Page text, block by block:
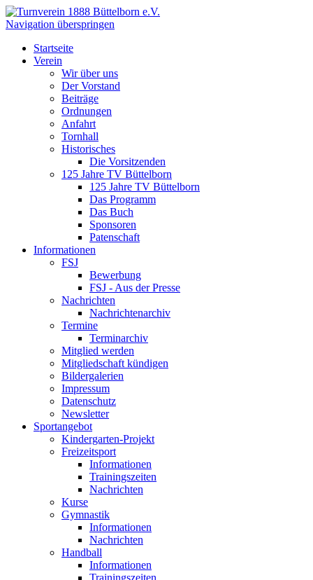
Navigation überspringen
Startseite
Verein
Wir über uns
Der Vorstand
Beiträge
Ordnungen
Anfahrt
Tornhall
Historisches
Die Vorsitzenden
125 Jahre TV Büttelborn
125 Jahre TV Büttelborn
Das Programm
Das Buch
Sponsoren
Patenschaft
Informationen
FSJ
Bewerbung
FSJ - Aus der Presse
Nachrichten
Nachrichtenarchiv
Termine
Terminarchiv
Mitglied werden
Mitgliedschaft kündigen
Bildergalerien
Impressum
Datenschutz
Newsletter
Sportangebot
Kindergarten-Projekt
Freizeitsport
Informationen
Trainingszeiten
Nachrichten
Kurse
Gymnastik
Informationen
Nachrichten
Handball
Informationen
Trainingszeiten